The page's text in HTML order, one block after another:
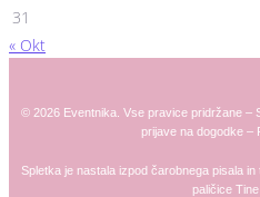
31
« Okt
© 2026 Eventnika. Vse pravice pridržane –
prijave na dogodke –
Spletka je nastala izpod čarobnega pisala in
paličice